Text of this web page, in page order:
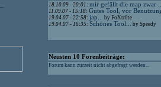
18.10.09 - 20:01: mir gefällt die map zwar
11.09.07 - 15:18: Gutes Tool, vor
19.04.07 - 22:58: jap...
by FoXtr0te
19.04.07 - 16:35: Schönes Tool... by Speedy
Neusten 10 Forenbeiträge:
Forum kann zurzeit nicht abgefragt werden...